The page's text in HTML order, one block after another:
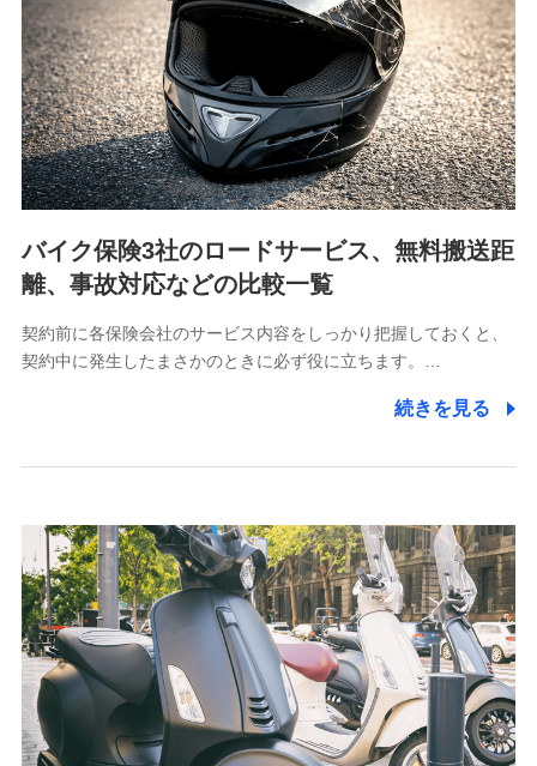
業務の委託
当社は利用目的の達成に必要な範囲内において個人情報
の取り扱いの全部または一部を委託する場合がありま
す。
個人データの共同利用
当社は株式会社NTTドコモとの間で、以下のとおり個
【共同して利用される利用データの項目】
取得した、以下の情報などの個人データ
氏名、電話番号、メールアドレス、お客さまの識別子、属
当社又は株式会社NTTドコモが提供する各種サービスなどの
ご契約・ご利用などに関する情報。例として、当社又は株式
会社NTTドコモが提供する各種サービスのご契約状態・ご利
用履歴インターネット利用時の行動に関する情報、アプリケ
ーション利用時の行動に関する情報、購入されたサービスや
商品の名称・購入場所・決済に関する情報、アンケートの回
答に関する情報などが含まれます。
保険関連サービス情報
当社又は株式会社NTTドコモが提供する保険関連サービスに
関して取得し、又は保有する情報。例として、見積請求受付
時、資料請求受付時又はユーザー登録受付時に提供いただい
バイク保険3社のロードサービス、無料搬送距
離、事故対応などの比較一覧
契約前に各保険会社のサービス内容をしっかり把握しておくと、
契約中に発生したまさかのときに必ず役に立ちます。…
続きを見る